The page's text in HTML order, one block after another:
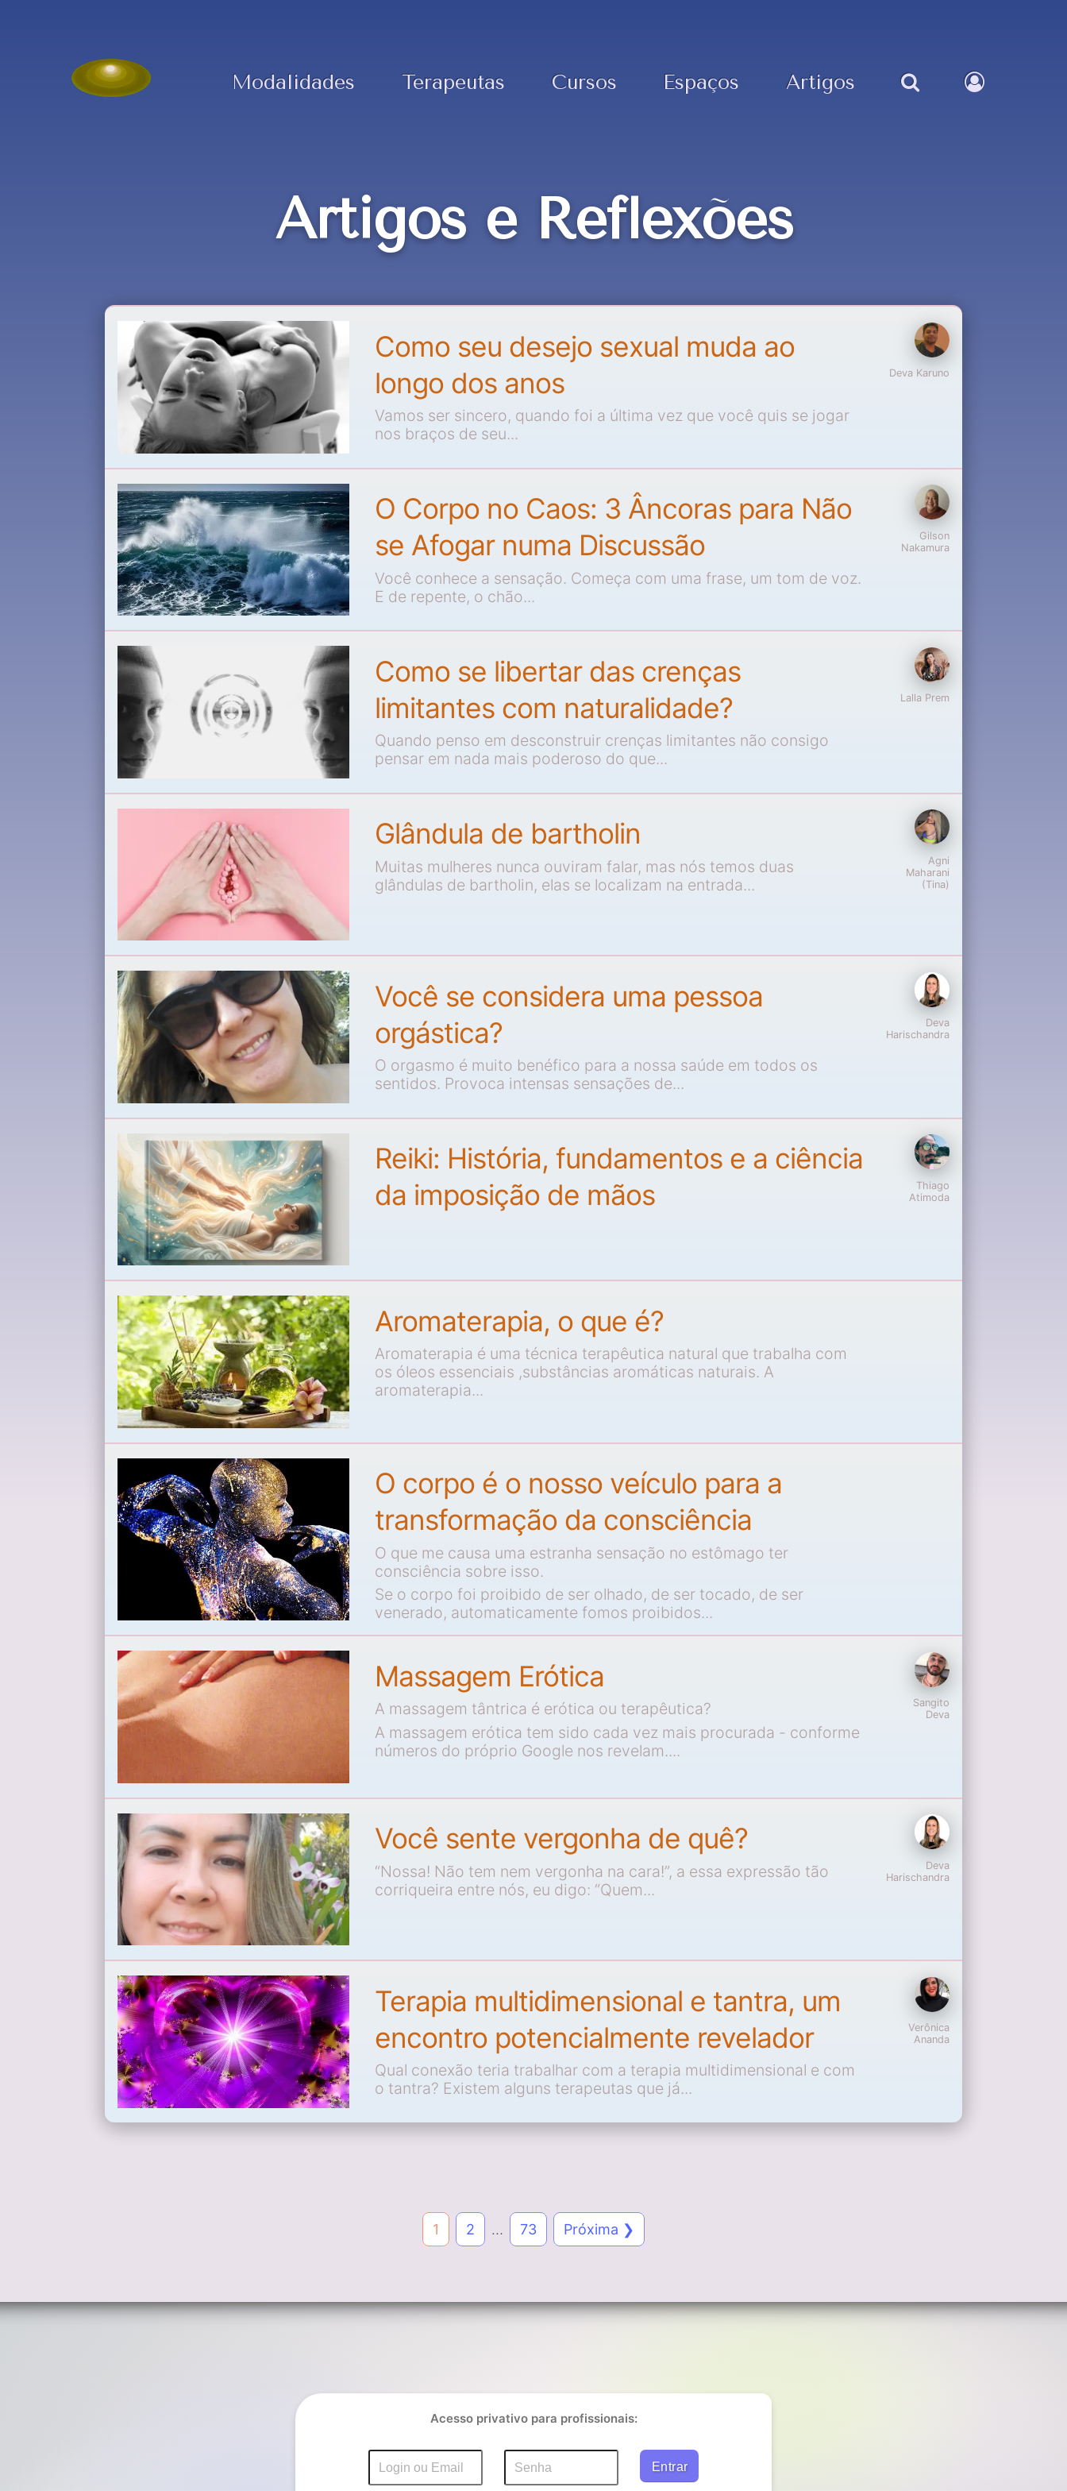
Modalidades Terapeutas Cursos Espaços Artigos
Artigos e Reflexões
Como seu desejo sexual muda ao
longo dos anos
Vamos ser sincero, quando foi a última vez que você quis se jogar
nos braços de seu...
Deva Karuno
O Corpo no Caos: 3 Âncoras para Não
se Afogar numa Discussão
Você conhece a sensação. Começa com uma frase, um tom de voz.
E de repente, o chão...
Gilson
Nakamura
Como se libertar das crenças
limitantes com naturalidade?
Quando penso em desconstruir crenças limitantes não consigo
pensar em nada mais poderoso do que...
Lalla Prem
Glândula de bartholin
Muitas mulheres nunca ouviram falar, mas nós temos duas
glândulas de bartholin, elas se localizam na entrada...
Agni
Maharani
(Tina)
Você se considera uma pessoa
orgástica?
O orgasmo é muito benéfico para a nossa saúde em todos os
sentidos. Provoca intensas sensações de...
Deva
Harischandra
Reiki: História, fundamentos e a ciência
da imposição de mãos
Thiago
Atimoda
Aromaterapia, o que é?
Aromaterapia é uma técnica terapêutica natural que trabalha com
os óleos essenciais ,substâncias aromáticas naturais. A
aromaterapia...
O corpo é o nosso veículo para a
transformação da consciência
O que me causa uma estranha sensação no estômago ter
consciência sobre isso.
Se o corpo foi proibido de ser olhado, de ser tocado, de ser
venerado, automaticamente fomos proibidos...
Massagem Erótica
A massagem tântrica é erótica ou terapêutica?
A massagem erótica tem sido cada vez mais procurada - conforme
números do próprio Google nos revelam....
Sangito
Deva
Você sente vergonha de quê?
“Nossa! Não tem nem vergonha na cara!”, a essa expressão tão
corriqueira entre nós, eu digo: “Quem...
Deva
Harischandra
Terapia multidimensional e tantra, um
encontro potencialmente revelador
Qual conexão teria trabalhar com a terapia multidimensional e com
o tantra? Existem alguns terapeutas que já...
Verônica
Ananda
1 2 … 73 Próxima ❯
Acesso privativo para profissionais: